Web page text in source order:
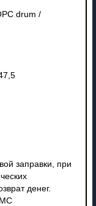
drum /
заправки, при
денег.